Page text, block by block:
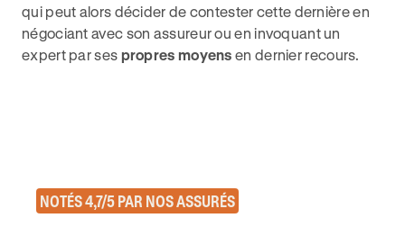
qui peut alors décider de contester cette dernière en
négociant avec son assureur ou en invoquant un
expert par ses propres moyens en dernier recours.
NOTÉS 4,7/5 PAR NOS ASSURÉS